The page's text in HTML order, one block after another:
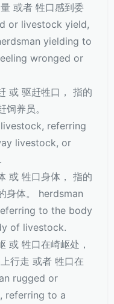
或者 牲口感到委
or livestock yield,
yielding to
wronged or
或 驱赶牲口， 指的
养员。
referring
livestock, or
或 牲口身体， 指的
身体。 herdsman
to the body
of livestock.
或 牲口在崎岖处，
行走 或者 牲口在
rugged or
referring to a